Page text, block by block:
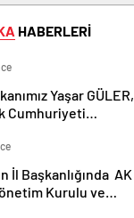
HABERLERİ
Yaşar GÜLER,
Cumhuriyeti
İl Başkanlığında AK
Kurulu ve